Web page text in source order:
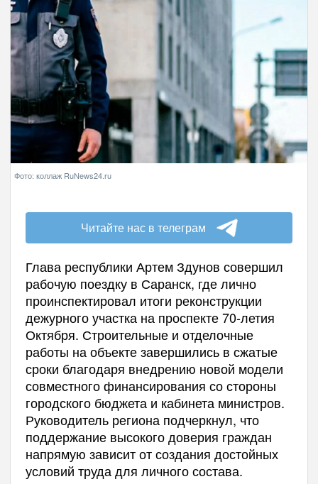
Фото: коллаж RuNews24.ru
Читайте нас в телеграм
Глава республики Артем Здунов совершил
рабочую поездку в Саранск, где лично
проинспектировал итоги реконструкции
дежурного участка на проспекте 70-летия
Октября. Строительные и отделочные
работы на объекте завершились в сжатые
сроки благодаря внедрению новой модели
совместного финансирования со стороны
городского бюджета и кабинета министров.
Руководитель региона подчеркнул, что
поддержание высокого доверия граждан
напрямую зависит от создания достойных
условий труда для личного состава.